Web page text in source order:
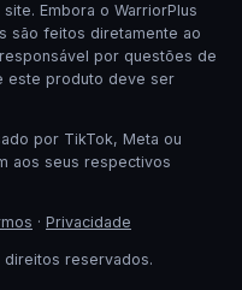
Embora o WarriorPlus
são feitos diretamente ao
por questões de
este produto deve ser
por TikTok, Meta ou
aos seus respectivos
· Privacidade
reservados.